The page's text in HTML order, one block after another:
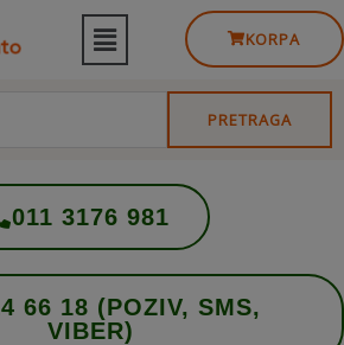
KORPA
PRETRAGA
011 3176 981
66 18 (POZIV, SMS,
VIBER)